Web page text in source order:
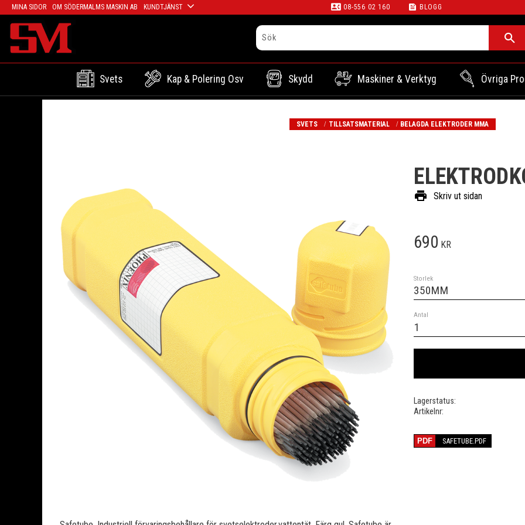
MINA SIDOR OM SÖDERMALMS MASKIN AB KUNDTJÄNST contact_phone 08-556 02 160 feed BLOGG
Svets Kap & Polering Osv Skydd Maskiner & Verktyg Övriga
SVETS TILLSATSMATERIAL BELAGDA ELEKTRODER MMA
print Skriv ut sidan
690 KR
Storlek
Antal
Lagerstatus
Artikelnr
SAFETUBE.PDF